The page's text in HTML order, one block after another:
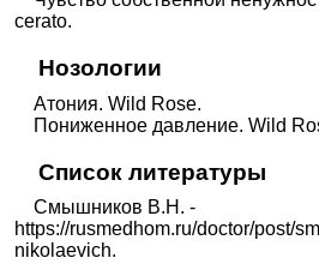
сerato.
Нозологии
Атония. Wild Rose.
Пониженное давление. Wild
Список литературы
Смышников В.Н. -
https://rusmedhom.ru/doctor/post/
nikolaevich.